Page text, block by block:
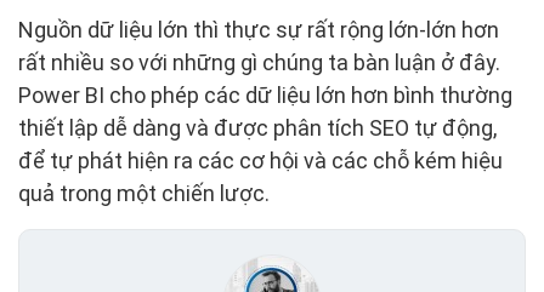
Nguồn dữ liệu lớn thì thực sự rất rộng lớn-lớn hơn
rất nhiều so với những gì chúng ta bàn luận ở đây.
Power BI cho phép các dữ liệu lớn hơn bình thường
thiết lập dễ dàng và được phân tích SEO tự động,
để tự phát hiện ra các cơ hội và các chỗ kém hiệu
quả trong một chiến lược.